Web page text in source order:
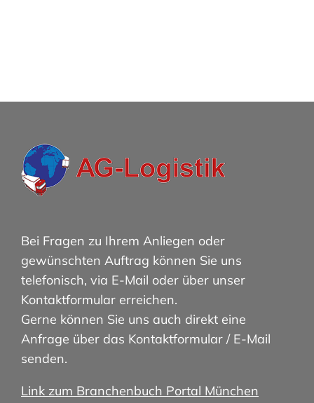
Bei Fragen zu Ihrem Anliegen oder
gewünschten Auftrag können Sie uns
telefonisch, via E-Mail oder über unser
Kontaktformular erreichen.
Gerne können Sie uns auch direkt eine
Anfrage über das Kontaktformular / E-Mail
senden.
Link zum Branchenbuch Portal München